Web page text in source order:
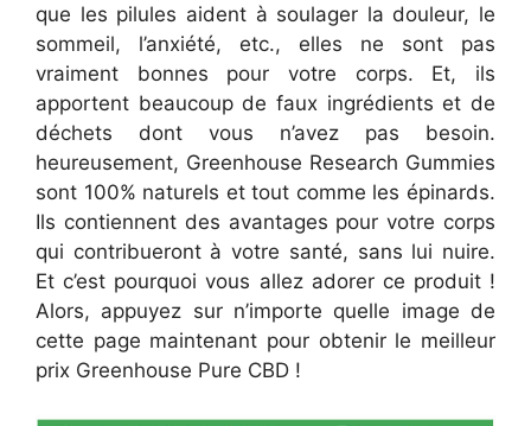
que les pilules aident à soulager la douleur, le
sommeil, l’anxiété, etc., elles ne sont pas
vraiment bonnes pour votre corps. Et, ils
apportent beaucoup de faux ingrédients et de
déchets dont vous n’avez pas besoin.
heureusement, Greenhouse Research Gummies
sont 100% naturels et tout comme les épinards.
Ils contiennent des avantages pour votre corps
qui contribueront à votre santé, sans lui nuire.
Et c’est pourquoi vous allez adorer ce produit !
Alors, appuyez sur n’importe quelle image de
cette page maintenant pour obtenir le meilleur
prix Greenhouse Pure CBD !